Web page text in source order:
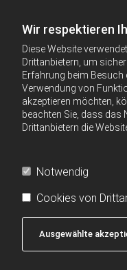
Wir respektieren
Diese Website
Drittanbietern, um
Erfahrung beim Besuch
Verwendung von
akzeptieren möchten,
beachten Sie, dass das
Drittanbietern die
Notwendig
Cookies von
Ausgewählte